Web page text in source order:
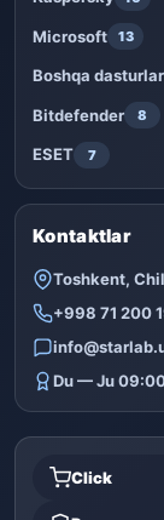
Microsoft 13
Boshqa dasturlar
Bitdefender 8
ESET 7
Kontaktlar
Toshkent,
+998 71 200
Du — Ju
Click